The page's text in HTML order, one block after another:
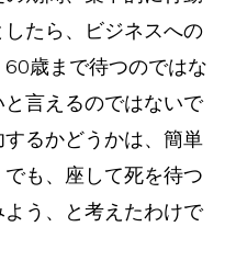
たら、ビジネスへの
歳まで待つのではな
言えるのではないで
るかどうかは、簡単
も、座して死を待つ
う、と考えたわけで